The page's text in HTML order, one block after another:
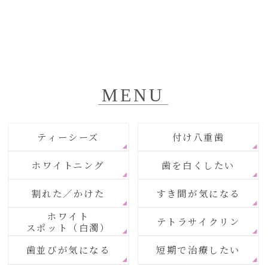
MENU
ティーシーズ 付け八重歯
ホワイトニング 歯を白くしたい
割れた／かけた
すき間が気になる
ホワイト
スポット（白濁）
テトラサイクリン
歯並びが気になる 短期で治療したい